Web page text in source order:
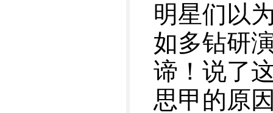
明星们以
如多钻研
谛！说了
思甲的原